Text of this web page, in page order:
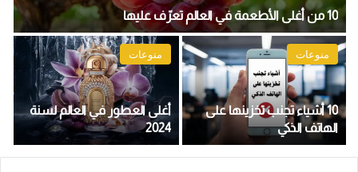
10 من أغلى الأطعمة في العالم تعرّف عليها
منوعات
10 أشياء تجنب تخزينها على
الهاتف الذكي
منوعات
أغلى العطور في العالم لسنة
2024